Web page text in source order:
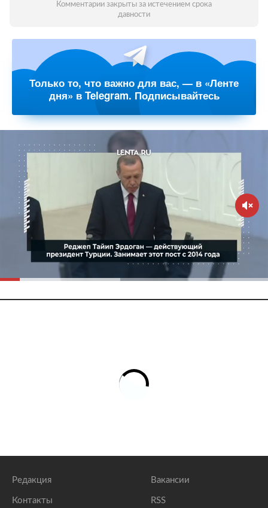
Комментарии закрыты за истечением срока
давности
Только то, что важно для вас, — в «Ленте
дня» в Telegram. Подписывайтесь
Редакция
Контакты
Вакансии
RSS